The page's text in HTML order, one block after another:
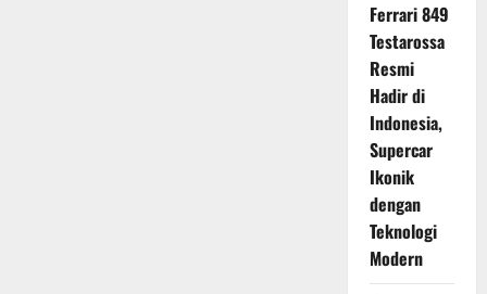
Ferrari 849
Testarossa
Resmi
Hadir di
Indonesia,
Supercar
Ikonik
dengan
Teknologi
Modern